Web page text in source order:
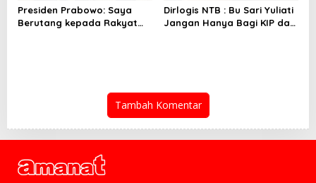
Presiden Prabowo: Saya
Berutang kepada Rakyat
Dirlogis NTB : Bu Sari Yuliati
Jangan Hanya Bagi KIP dan
Tambah Komentar